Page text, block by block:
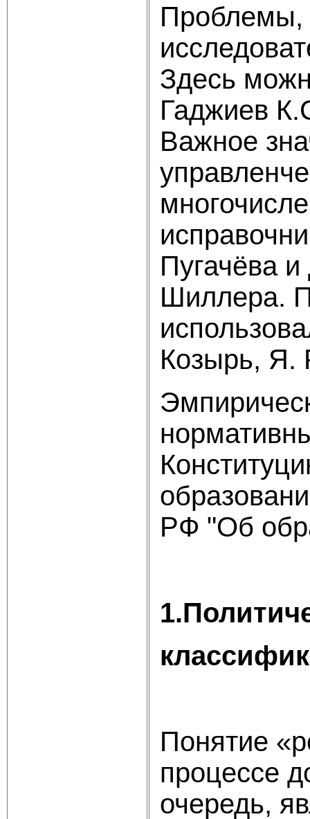
Проблемы,
Здесь
Гаджиев
Важное
Пугачёва
Шиллера.
Козырь, Я.
РФ "Об
Понятие
процессе
очередь,